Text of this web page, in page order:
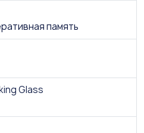
память
Glass